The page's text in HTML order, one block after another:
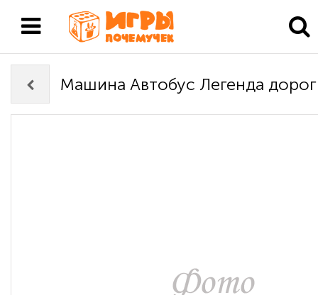
Машина Автобус Легенда дорог